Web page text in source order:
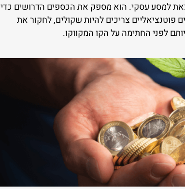
למסע עסקי. הוא מספק את הכספים הדרושים כדי
פוטנציאליים צריכים להיות שקולים, לחקור את
לפני החתימה על הקו המקווקו.